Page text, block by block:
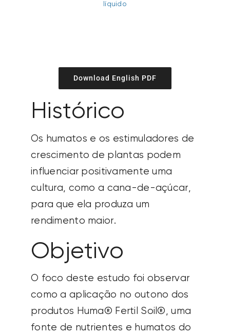
líquido
Download English PDF
Histórico
Os humatos e os estimuladores de
crescimento de plantas podem
influenciar positivamente uma
cultura, como a cana-de-açúcar,
para que ela produza um
rendimento maior.
Objetivo
O foco deste estudo foi observar
como a aplicação no outono dos
produtos Huma® Fertil Soil®, uma
fonte de nutrientes e humatos do